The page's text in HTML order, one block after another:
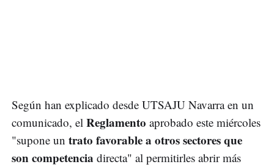
Según han explicado desde UTSAJU Navarra en un
comunicado, el Reglamento aprobado este miércoles
"supone un trato favorable a otros sectores que
son competencia directa" al permitirles abrir más